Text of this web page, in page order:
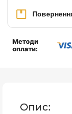
Методи
оплати:
Опис: